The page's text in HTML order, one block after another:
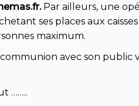
Par ailleurs, une
ses places aux
maximum.
avec son public
……..